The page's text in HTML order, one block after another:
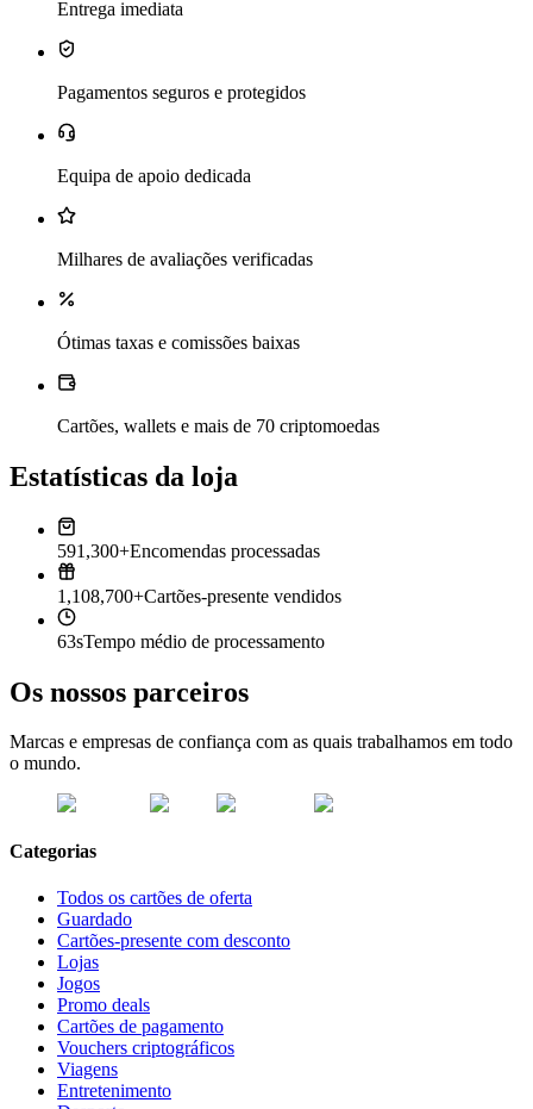
Entrega imediata
Pagamentos seguros e protegidos
Equipa de apoio dedicada
Milhares de avaliações verificadas
Ótimas taxas e comissões baixas
Cartões, wallets e mais de 70 criptomoedas
Estatísticas da loja
591,300+Encomendas processadas
1,108,700+Cartões-presente vendidos
63sTempo médio de processamento
Os nossos parceiros
Marcas e empresas de confiança com as quais trabalhamos em todo
o mundo.
Categorias
Todos os cartões de oferta
Guardado
Cartões-presente com desconto
Lojas
Jogos
Promo deals
Cartões de pagamento
Vouchers criptográficos
Viagens
Entretenimento